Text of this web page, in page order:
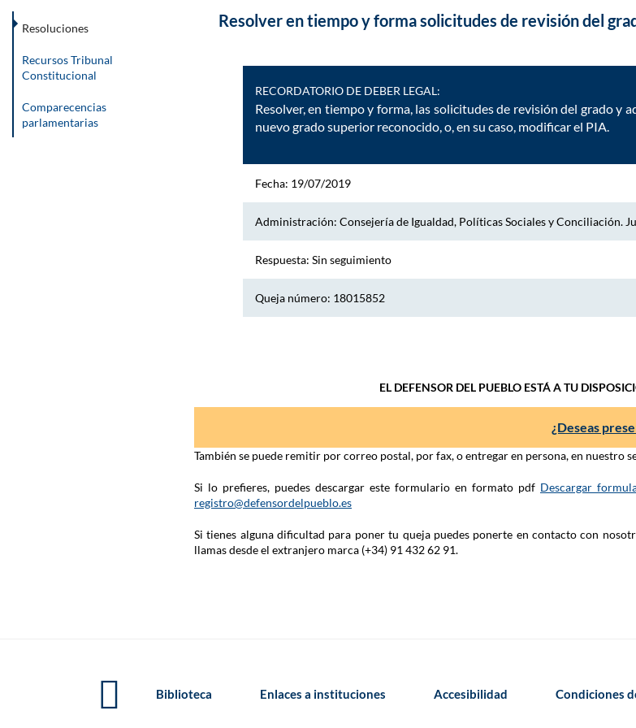
Resolver en tiempo y forma solicitudes de revisión del
RECORDATORIO DE DEBER LEGAL:
Resolver, en tiempo y forma, las solicitudes de revisión del grado y
nuevo grado superior reconocido, o, en su caso, modificar el PIA.
Fecha: 19/07/2019
Administración: Consejería de Igualdad, Políticas Sociales y Conciliación.
Respuesta: Sin seguimiento
Queja número: 18015852
EL DEFENSOR DEL PUEBLO ESTÁ A TU
¿Deseas
También se puede remitir por correo postal, por fax, o entregar en persona, en
Si lo prefieres, puedes descargar este formulario en formato pdf Descargar
registro@defensordelpueblo.es
Si tienes alguna dificultad para poner tu queja puedes ponerte en contacto con
llamas desde el extranjero marca (+34) 91 432 62 91.
Resoluciones
Recursos Tribunal
Constitucional
Comparecencias
parlamentarias
Biblioteca Enlaces a instituciones Accesibilidad Condiciones